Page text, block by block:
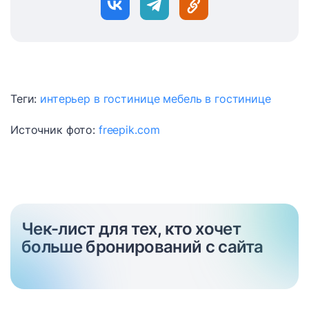
Теги: интерьер в гостинице мебель в гостинице
Источник фото: freepik.com
Чек-лист для тех, кто хочет
больше бронирований с сайта